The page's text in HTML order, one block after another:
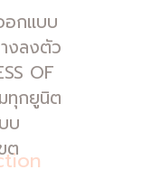
อกแบบ
งลงตัว
OF
มทุกยูนิต
บ
ต